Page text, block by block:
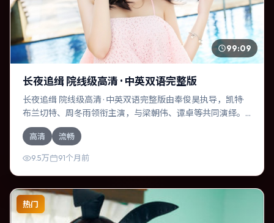
99:09
长夜追缉 院线级高清 · 中英双语完整版
长夜追缉 院线级高清 · 中英双语完整版由奉俊昊执导，凯特·
布兰切特、周冬雨领衔主演，与梁朝伟、谭卓等共同演绎。
本片为爱情类型，主要班底与取景来自印度。一桩旧案被重
新翻出，真相与谎言交织。影片整体气质浓烈，节奏紧凑，
人物动机清晰，适合喜欢强情节与细腻表演的观众。
高清 流畅
9.5万 91个月前
热门